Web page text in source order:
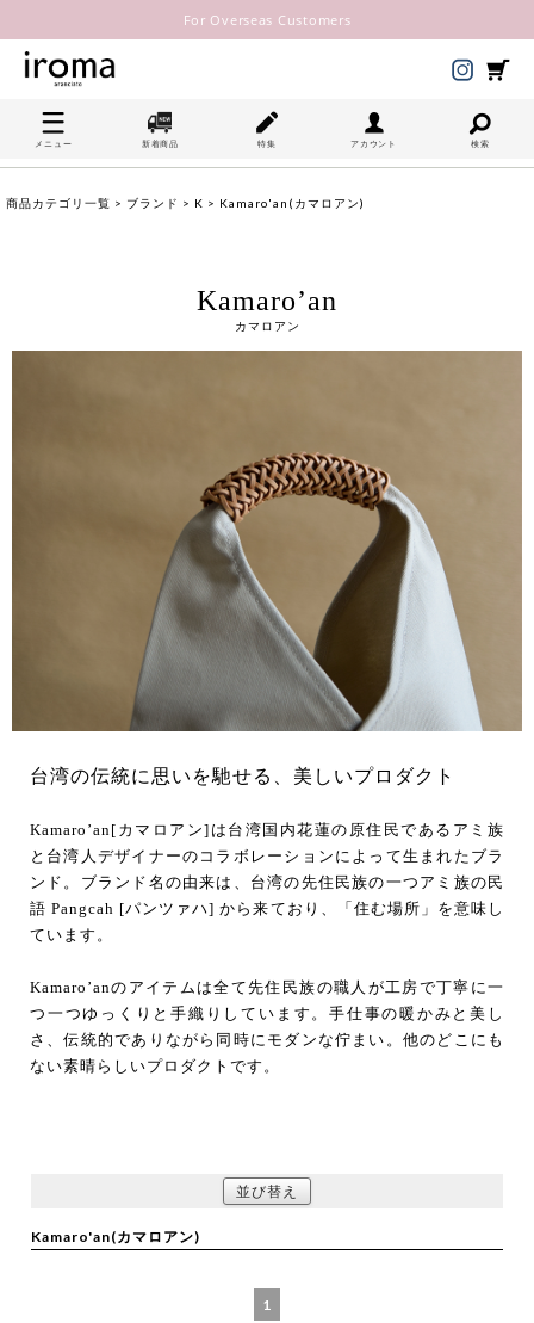
For Overseas Customers
メニュー 新着商品 特集 アカウント 検索
商品カテゴリ一覧 > ブランド > K > Kamaro'an(カマロアン)
Kamaro’an
カマロアン
台湾の伝統に思いを馳せる、美しいプロダクト
Kamaro’an[カマロアン]は台湾国内花蓮の原住民であるアミ族
と台湾人デザイナーのコラボレーションによって生まれたブラ
ンド。ブランド名の由来は、台湾の先住民族の一つアミ族の民
語 Pangcah [パンツァハ] から来ており、「住む場所」を意味し
ています。
Kamaro’anのアイテムは全て先住民族の職人が工房で丁寧に一
つ一つゆっくりと手織りしています。手仕事の暖かみと美し
さ、伝統的でありながら同時にモダンな佇まい。他のどこにも
ない素晴らしいプロダクトです。
並び替え
Kamaro'an(カマロアン)
1